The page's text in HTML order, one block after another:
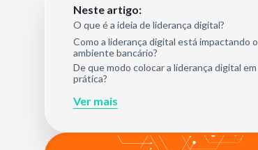
Neste artigo:
O que é a ideia de liderança digital?
Como a liderança digital está impactando o
ambiente bancário?
De que modo colocar a liderança digital em
prática?
Ver mais